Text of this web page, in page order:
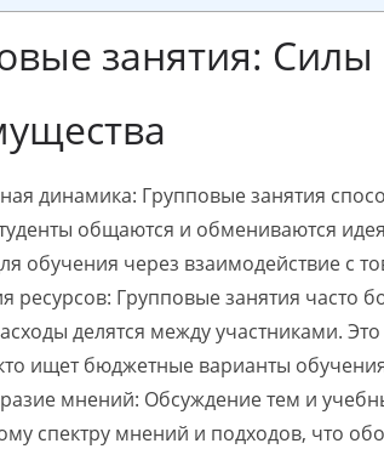
занятия:
динамика: Групповые занятия
общаются и обмениваются
обучения через взаимодействие с
ресурсов: Групповые занятия часто
делятся между участниками.
ищет бюджетные варианты
мнений: Обсуждение тем и
спектру мнений и подходов, что